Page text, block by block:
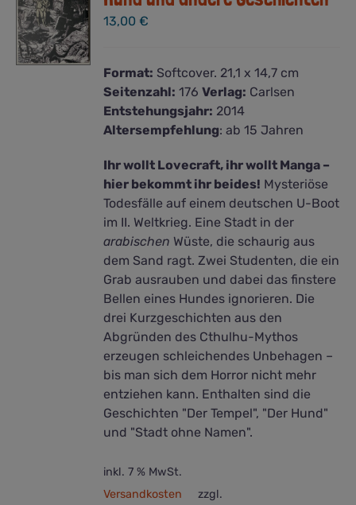
13,00€
Format: Softcover. 21,1 x 14,7 cm
Seitenzahl: 176Verlag: Carlsen
Entstehungsjahr: 2014
Altersempfehlung: ab 15 Jahren
Ihr wollt Lovecraft, ihr wollt Manga –
hier bekommt ihr beides! Mysteriöse
Todesfälle auf einem deutschen U-Boot
im II. Weltkrieg. Eine Stadt in der
arabischen Wüste, die schaurig aus
dem Sand ragt. Zwei Studenten, die ein
Grab ausrauben und dabei das finstere
Bellen eines Hundes ignorieren. Die
drei Kurzgeschichten aus den
Abgründen des Cthulhu-Mythos
erzeugen schleichendes Unbehagen –
bis man sich dem Horror nicht mehr
entziehen kann. Enthalten sind die
Geschichten "Der Tempel", "Der Hund"
und "Stadt ohne Namen".
inkl. 7 % MwSt.
zzgl.
Versandkosten